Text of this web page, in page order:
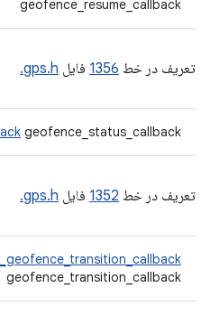
geofence_resume_callback
تعریف در خط 1356 فایل gps.h.
geofence_status_callback
تعریف در خط 1352 فایل gps.h.
geofence_transition_callback